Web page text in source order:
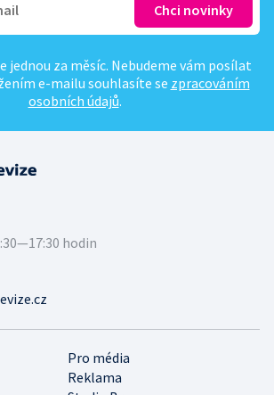
jednou za měsíc. Nebudeme vám posílat
e-mailu souhlasíte se zpracováním
osobních údajů.